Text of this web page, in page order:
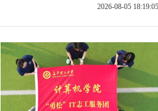
2026-08-05 18:19:05